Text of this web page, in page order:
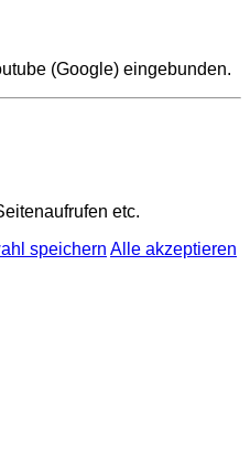
(Google) eingebunden.
etc.
speichern Alle akzeptieren